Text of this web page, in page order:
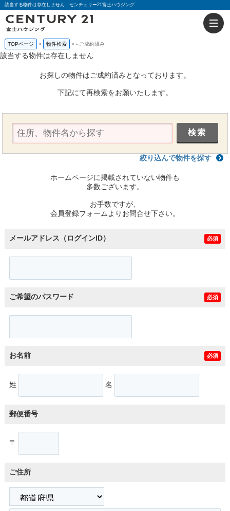
該当する物件は存在しません｜センチュリー21富士ハウジング
TOPページ 物件検索 - ご成約済み
該当する物件は存在しません
お探しの物件はご成約済みとなっております。
下記にて再検索をお願いたします。
絞り込んで物件を探す
ホームページに掲載されていない物件も
多数ございます。
お手数ですが、
会員登録フォームよりお問合せ下さい。
メールアドレス（ログインID） 必須
ご希望のパスワード 必須
お名前 必須
姓 名
郵便番号
〒
ご住所